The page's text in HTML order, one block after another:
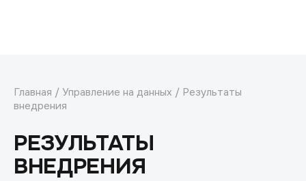
Главная / Управление на данных / Результаты
внедрения
РЕЗУЛЬТАТЫ
ВНЕДРЕНИЯ